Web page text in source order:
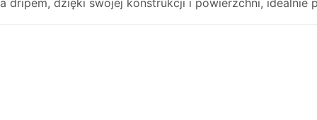
dzięki swojej konstrukcji i powierzchni, idealnie